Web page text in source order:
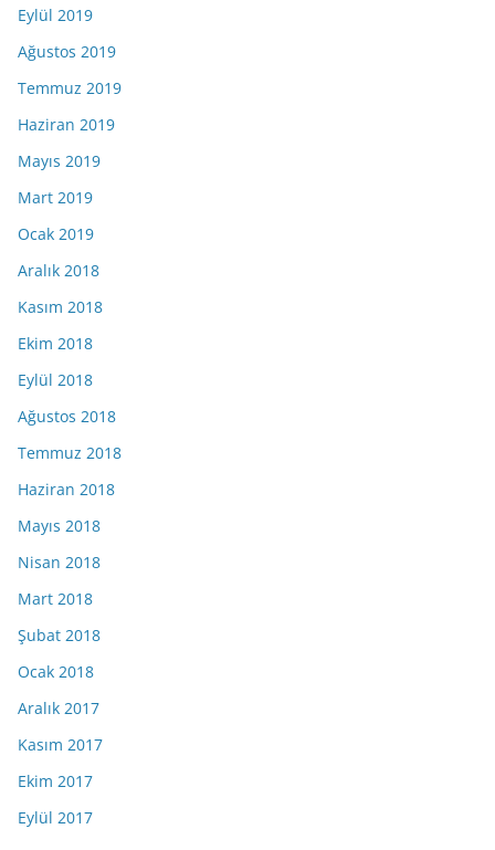
Eylül 2019
Ağustos 2019
Temmuz 2019
Haziran 2019
Mayıs 2019
Mart 2019
Ocak 2019
Aralık 2018
Kasım 2018
Ekim 2018
Eylül 2018
Ağustos 2018
Temmuz 2018
Haziran 2018
Mayıs 2018
Nisan 2018
Mart 2018
Şubat 2018
Ocak 2018
Aralık 2017
Kasım 2017
Ekim 2017
Eylül 2017